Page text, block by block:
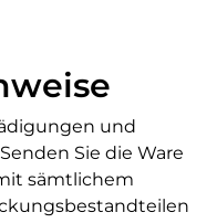
und
Sie die Ware
sämtlichem